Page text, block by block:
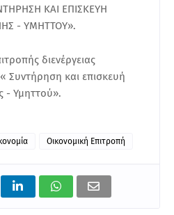
ΚΑΙ ΕΠΙΣΚΕΥΗ
- ΥΜΗΤΤΟΥ».
διενέργειας
Συντήρηση και επισκευή
- Υμηττού».
Οικονομική Επιτροπή